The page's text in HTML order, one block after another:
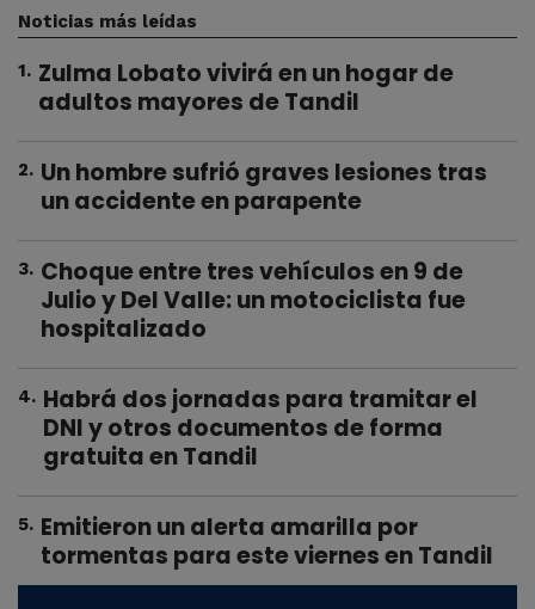
Noticias más leídas
1. Zulma Lobato vivirá en un hogar de
adultos mayores de Tandil
2. Un hombre sufrió graves lesiones tras
un accidente en parapente
3. Choque entre tres vehículos en 9 de
Julio y Del Valle: un motociclista fue
hospitalizado
4. Habrá dos jornadas para tramitar el
DNI y otros documentos de forma
gratuita en Tandil
5. Emitieron un alerta amarilla por
tormentas para este viernes en Tandil